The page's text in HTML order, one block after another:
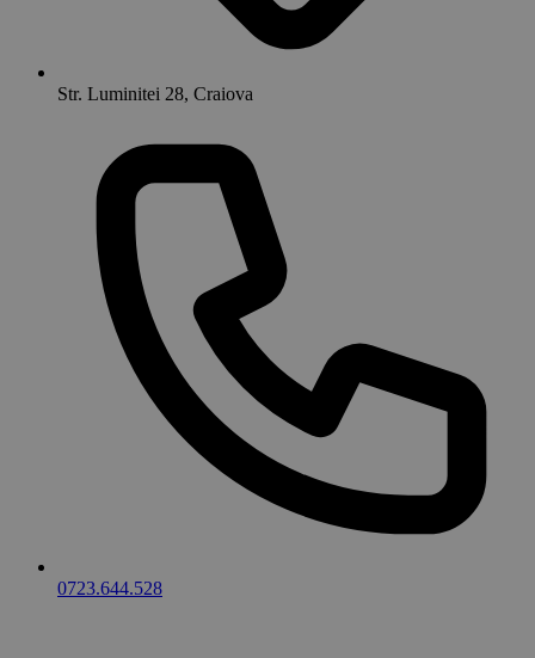
Str. Luminitei 28, Craiova
0723.644.528